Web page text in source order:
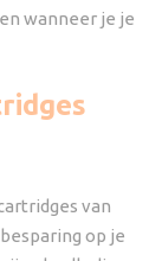
wanneer je je
van
op je